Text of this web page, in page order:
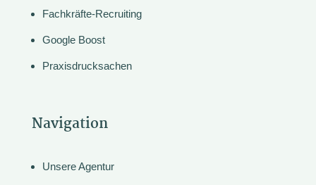
Fachkräfte-Recruiting
Google Boost
Praxisdrucksachen
Navigation
Unsere Agentur